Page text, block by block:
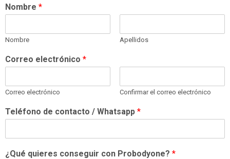
Nombre *
Nombre Apellidos
Correo electrónico *
Correo electrónico Confirmar el correo electrónico
Teléfono de contacto / Whatsapp *
¿Qué quieres conseguir con Probodyone? *